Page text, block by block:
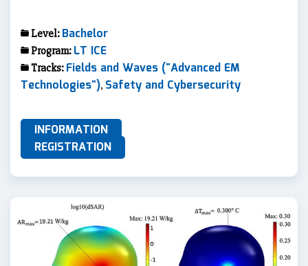
Level: Bachelor
Program: LT ICE
Tracks: Fields and Waves ("Advanced EM
Technologies"), Safety and Cybersecurity
INFORMATION
REGISTRATION